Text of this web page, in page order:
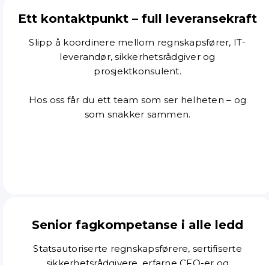
Ett kontaktpunkt – full leveransekraft
Slipp å koordinere mellom regnskapsfører, IT-
leverandør, sikkerhetsrådgiver og
prosjektkonsulent.
Hos oss får du ett team som ser helheten – og
som snakker sammen.
Senior fagkompetanse i alle ledd
Statsautoriserte regnskapsførere, sertifiserte